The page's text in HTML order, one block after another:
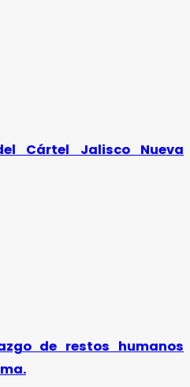
Cártel Jalisco Nueva
de restos humanos